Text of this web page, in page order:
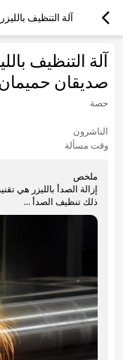
آلة التنظيف
آلة التنظيف
صديقان
حصة
الناشرون
وقت مسألة
ملخص
إزالة الصدأ بالليزر هي
ذلك تنظيف الصدأ ...